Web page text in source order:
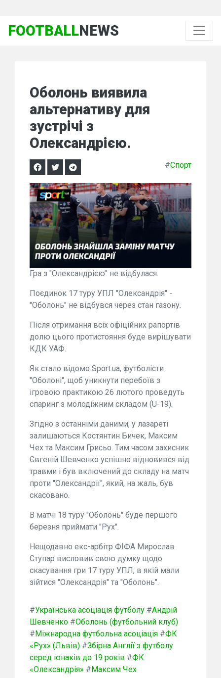
FOOTBALLNEWS
Оболонь виявила
альтернативу для
зустрічі з
Олександрією.
#Спорт
Гра з "Олександрією" не відбулася.
Поєдинок 17 туру УПЛ "Олександрія" -
"Оболонь" не відбувся через стан газону.
Після отримання всіх офіційних рапортів
долю цього протистояння буде вирішувати
КДК УАФ.
Як стало відомо Sport.ua, футболісти
"Оболоні", щоб уникнути перебоїв з
ігровою практикою 26 лютого проведуть
спаринг з молодіжним складом (U-19).
Згідно з останніми даними, у лазареті
залишаються Костянтин Бичек, Максим
Чех та Максим Грисьо. Тим часом захисник
Євгеній Шевченко успішно відновився від
травми і був включений до складу на матч
проти "Олександрії", який, на жаль, був
скасовано.
В матчі 18 туру "Оболонь" буде першого
березня приймати "Рух".
Нещодавно екс-арбітр ФІФА Мирослав
Ступар висловив свою думку щодо
скасування гри 17 туру УПЛ, в якій мали
зійтися "Олександрія" та "Оболонь".
#Українська асоціація футболу #Андрій
Шевченко #Оболонь (футбольний клуб)
#Міжнародна футбольна асоціація #ФК
«Рух» (Львів) #Збірна Англії з футболу
серед юнаків до 19 років #ФК
«Олександрія» #Максим Чех